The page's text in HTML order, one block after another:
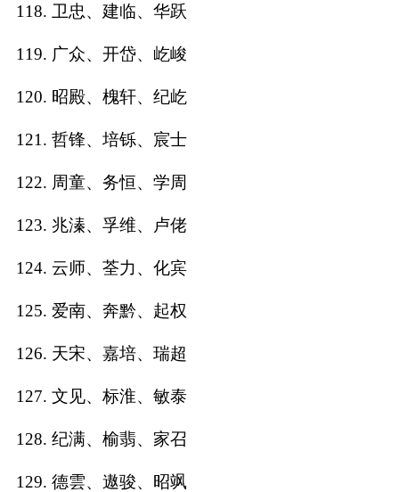
118. 卫忠、建临、华跃
119. 广众、开岱、屹峻
120. 昭殿、槐轩、纪屹
121. 哲锋、培铄、宸士
122. 周童、务恒、学周
123. 兆溱、孚维、卢佬
124. 云师、荃力、化宾
125. 爱南、奔黔、起权
126. 天宋、嘉培、瑞超
127. 文见、标淮、敏泰
128. 纪满、榆翡、家召
129. 德雲、遨骏、昭飒